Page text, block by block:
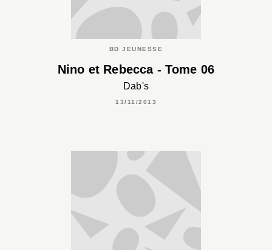
BD JEUNESSE
Nino et Rebecca - Tome 06
Dab's
13/11/2013